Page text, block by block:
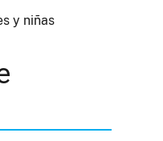
y niñas